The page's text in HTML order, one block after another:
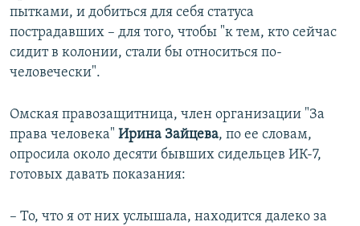
пытками, и добиться для себя статуса
пострадавших – для того, чтобы "к тем, кто сейчас
сидит в колонии, стали бы относиться по-
человечески".
Омская правозащитница, член организации "За
права человека" Ирина Зайцева, по ее словам,
опросила около десяти бывших сидельцев ИК-7,
готовых давать показания:
– То, что я от них услышала, находится далеко за